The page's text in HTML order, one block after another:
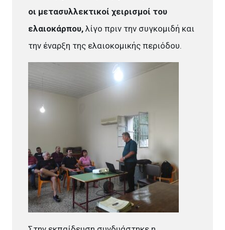
οι μετασυλλεκτικοί χειρισμοί του
ελαιοκάρπου, λίγο πριν την συγκομιδή και
την έναρξη της ελαιοκομικής περιόδου.